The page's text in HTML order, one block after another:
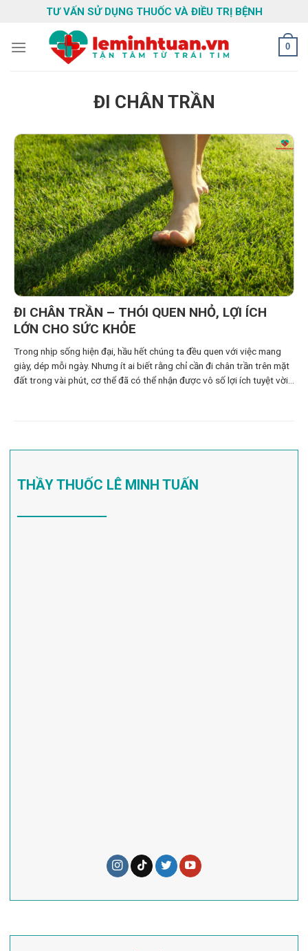
content
TƯ VẤN SỬ DỤNG THUỐC VÀ ĐIỀU TRỊ BỆNH
0
ĐI CHÂN TRẦN
ĐI CHÂN TRẦN – THÓI QUEN NHỎ, LỢI ÍCH
LỚN CHO SỨC KHỎE
Trong nhịp sống hiện đại, hầu hết chúng ta đều quen với việc mang
giày, dép mỗi ngày. Nhưng ít ai biết rằng chỉ cần đi chân trần trên mặt
đất trong vài phút, cơ thể đã có thể nhận được vô số lợi ích tuyệt vời:
THẦY THUỐC LÊ MINH TUẤN